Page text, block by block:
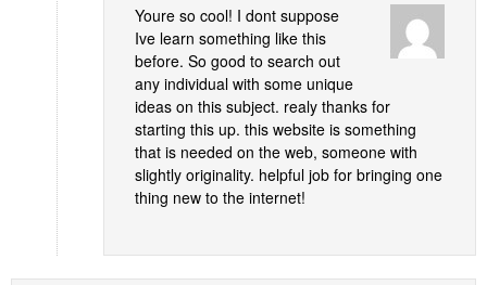
Youre so cool! I dont suppose
Ive learn something like this
before. So good to search out
any individual with some unique
ideas on this subject. realy thanks for
starting this up. this website is something
that is needed on the web, someone with
slightly originality. helpful job for bringing one
thing new to the internet!